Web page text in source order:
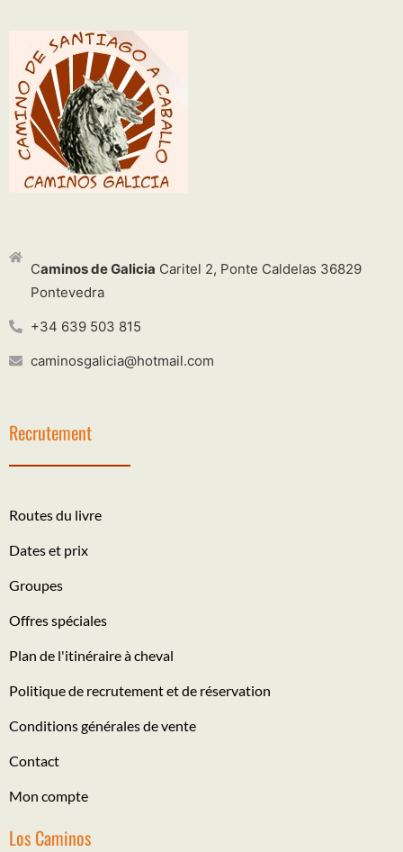
Caminos de Galicia Caritel 2, Ponte Caldelas 36829
Pontevedra
+34 639 503 815
caminosgalicia@hotmail.com
Recrutement
Routes du livre
Dates et prix
Groupes
Offres spéciales
Plan de l'itinéraire à cheval
Politique de recrutement et de réservation
Conditions générales de vente
Contact
Mon compte
Los Caminos